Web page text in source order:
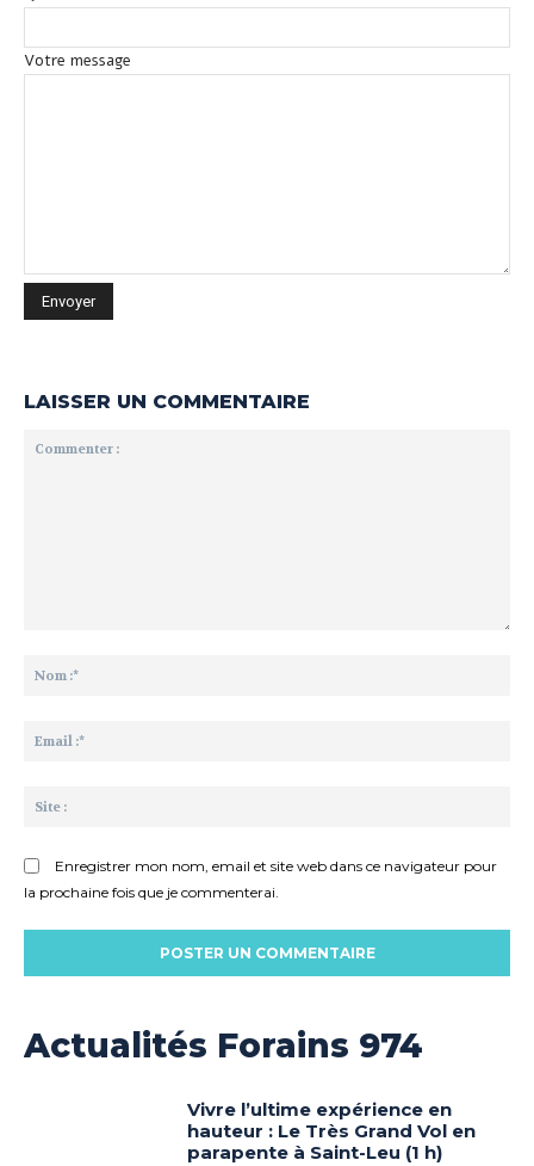
Votre message
LAISSER UN COMMENTAIRE
Enregistrer mon nom, email et site web dans ce navigateur pour
la prochaine fois que je commenterai.
Actualités Forains 974
Vivre l’ultime expérience en
hauteur : Le Très Grand Vol en
parapente à Saint-Leu (1 h)